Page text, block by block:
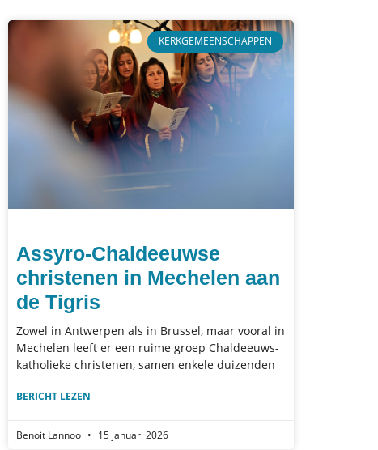
KERKGEMEENSCHAPPEN
Assyro-Chaldeeuwse
christenen in Mechelen aan
de Tigris
Zowel in Antwerpen als in Brussel, maar vooral in
Mechelen leeft er een ruime groep Chaldeeuws-
katholieke christenen, samen enkele duizenden
BERICHT LEZEN
Benoit Lannoo 15 januari 2026